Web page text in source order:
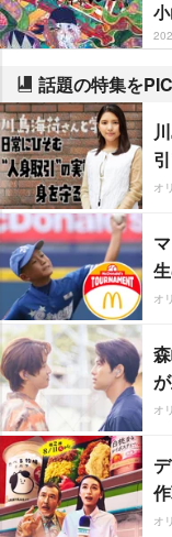
話題の特集を
オ
オ
オ
オ